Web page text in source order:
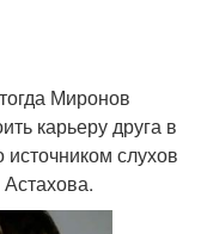
Миронов
карьеру друга в
слухов